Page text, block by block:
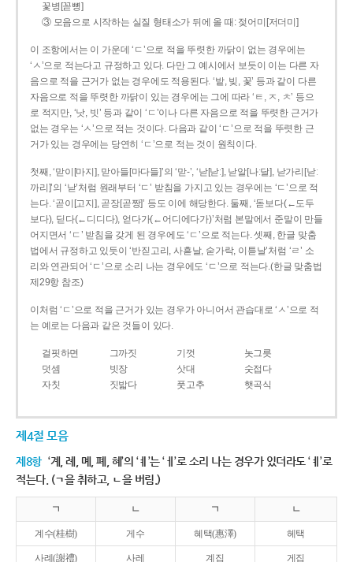
꽃병[꼳뼝]
③ 모음으로 시작하는 실질 형태소가 뒤에 올 때: 젖어미[저더미]
이 조항에서는 이 가운데 ‘ㄷ’으로 적을 뚜렷한 까닭이 없는 경우에는
‘ㅅ’으로 적는다고 규정하고 있다. 다만 그 예시에서 보듯이 이는 다른 자
음으로 적을 근거가 없는 경우에도 적용된다. ‘밭, 빚, 꽃’ 등과 같이 다른
자음으로 적을 뚜렷한 까닭이 있는 경우에는 그에 따라 ‘ㅌ, ㅈ, ㅊ’ 등으
로 적지만, ‘낫, 빗’ 등과 같이 ‘ㄷ’이나 다른 자음으로 적을 뚜렷한 근거가
없는 경우는 ‘ㅅ’으로 적는 것이다. 다음과 같이 ‘ㄷ’으로 적을 뚜렷한 근
거가 있는 경우에는 당연히 ‘ㄷ’으로 적는 것이 원칙이다.
첫째, ‘맏이[마지], 맏아들[마다들]’의 ‘맏-’, ‘낟[낟ː], 낟알[나ː달], 낟가리[낟ː
까리]’의 ‘낟’처럼 원래부터 ‘ㄷ’ 받침을 가지고 있는 경우에는 ‘ㄷ’으로 적
는다. ‘곧이[고지], 곧장[곧짱]’ 등도 이에 해당한다. 둘째, ‘돋보다(←도두
보다), 딛다(←디디다), 얻다가(←어디에다가)’처럼 본말에서 준말이 만들
어지면서 ‘ㄷ’ 받침을 갖게 된 경우에도 ‘ㄷ’으로 적는다. 셋째, 한글 맞춤
법에서 규정하고 있듯이 ‘반짇고리, 사흗날, 숟가락, 이튿날’처럼 ‘ㄹ’ 소
리와 연관되어 ‘ㄷ’으로 소리 나는 경우에도 ‘ㄷ’으로 적는다.(한글 맞춤법
제29항 참조)
이처럼 ‘ㄷ’으로 적을 근거가 있는 경우가 아니어서 관습대로 ‘ㅅ’으로 적
는 예로는 다음과 같은 것들이 있다.
걸핏하면 그까짓 기껏
놋그릇
덧셈
빗장 삿대
숫접다
자칫
짓밟다 풋고추 햇곡식
제4절 모음
제8항 ‘계, 례, 몌, 폐, 혜’의 ‘ㅖ’는 ‘ㅔ’로 소리 나는 경우가 있더라도 ‘ㅖ’로
적는다. (ㄱ을 취하고, ㄴ을 버림.)
ㄱ ㄴ ㄱ ㄴ
계수(桂樹) 게수 혜택(惠澤) 헤택
사례(謝禮) 사레 계집 게집